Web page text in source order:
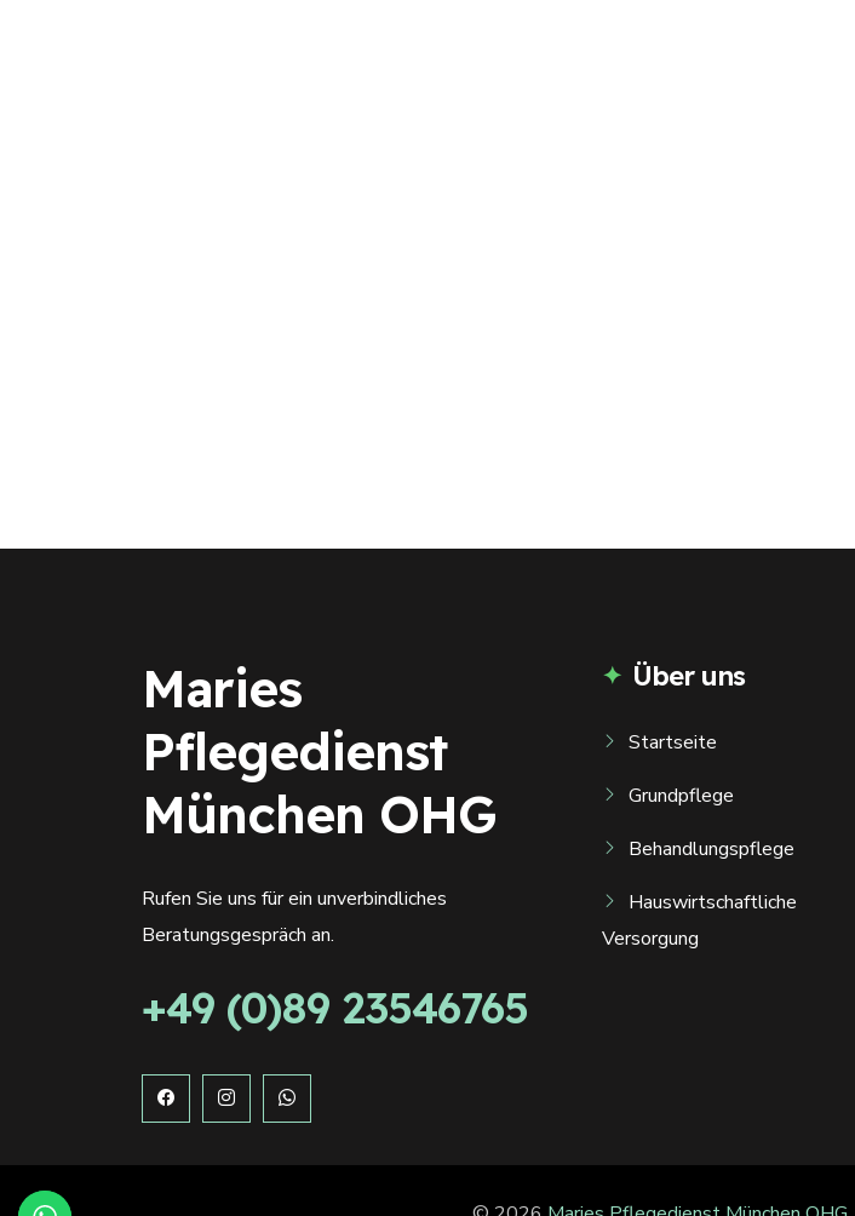
Maries
Pflegedienst
München OHG
Rufen Sie uns für ein unverbindliches
Beratungsgespräch an.
+49 (0)89 23546765
Über uns
Startseite
Grundpflege
Behandlungspflege
Hauswirtschaftliche
Versorgung